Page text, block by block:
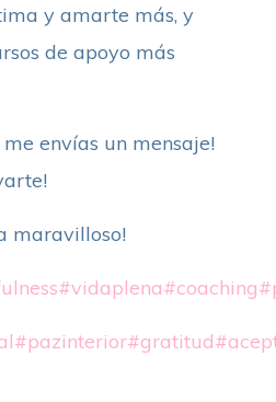
y amarte más, y
de apoyo más
envías un mensaje!
maravilloso!
#vidaplena#coaching
#pazinterior#gratitud